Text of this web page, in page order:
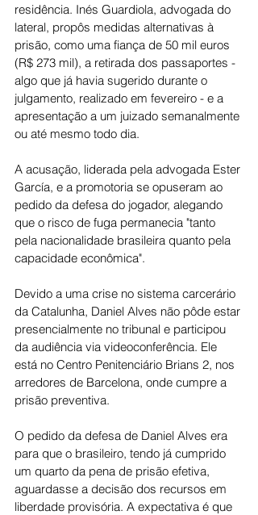
residência. Inés Guardiola, advogada do
lateral, propôs medidas alternativas à
prisão, como uma fiança de 50 mil euros
(R$ 273 mil), a retirada dos passaportes -
algo que já havia sugerido durante o
julgamento, realizado em fevereiro - e a
apresentação a um juizado semanalmente
ou até mesmo todo dia.
A acusação, liderada pela advogada Ester
García, e a promotoria se opuseram ao
pedido da defesa do jogador, alegando
que o risco de fuga permanecia "tanto
pela nacionalidade brasileira quanto pela
capacidade econômica".
Devido a uma crise no sistema carcerário
da Catalunha, Daniel Alves não pôde estar
presencialmente no tribunal e participou
da audiência via videoconferência. Ele
está no Centro Penitenciário Brians 2, nos
arredores de Barcelona, onde cumpre a
prisão preventiva.
O pedido da defesa de Daniel Alves era
para que o brasileiro, tendo já cumprido
um quarto da pena de prisão efetiva,
aguardasse a decisão dos recursos em
liberdade provisória. A expectativa é que